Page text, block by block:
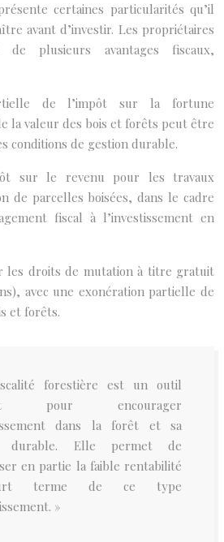
certaines particularités qu’il
avant d’investir. Les propriétaires
de plusieurs avantages fiscaux,
de l’impôt sur la fortune
la valeur des bois et forêts peut être
conditions de gestion durable.
sur le revenu pour les travaux
de parcelles boisées, dans le cadre
fiscal à l’investissement en
les droits de mutation à titre gratuit
avec une exonération partielle de
et forêts.
forestière est un outil
pour encourager
dans la forêt et sa
durable. Elle permet de
en partie la faible rentabilité
terme de ce type
»